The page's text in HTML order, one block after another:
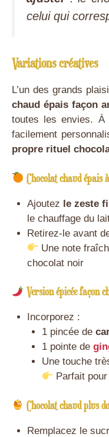
celui qui
Variations créatives
L’un des grands
chaud épais façon
toutes les envies.
facilement
propre rituel
Chocolat chaud épais
Ajoutez le zeste
le chauffage du
Retirez-le avant
Une note
chocolat noir
Version épicée façon
Incorporez :
1 pincée de
1 pointe de
Une touche
Parfait
Chocolat chaud plus
Remplacez le